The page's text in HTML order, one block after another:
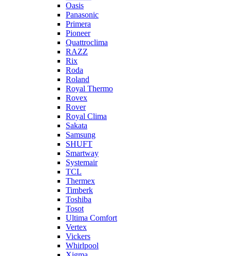
Oasis
Panasonic
Primera
Pioneer
Quattroclima
RAZZ
Rix
Roda
Roland
Royal Thermo
Rovex
Rover
Royal Clima
Sakata
Samsung
SHUFT
Smartway
Systemair
TCL
Thermex
Timberk
Toshiba
Tosot
Ultima Comfort
Vertex
Vickers
Whirlpool